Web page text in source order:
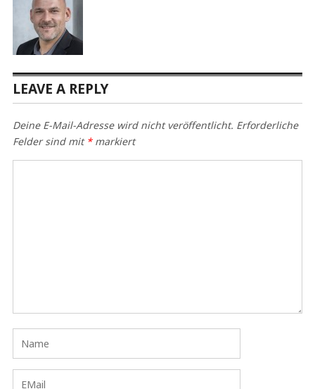
LEAVE A REPLY
Deine E-Mail-Adresse wird nicht veröffentlicht. Erforderliche
Felder sind mit *markiert